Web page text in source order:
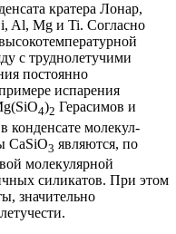
кратера Лонар,
Al, Mg и Ti. Согласно
с труднолетучими
постоянно
испарения
4)2 Герасимов и
конденсате молекул-
CaSiO3 являются, по
молекулярной
силикатов. При этом
значительно